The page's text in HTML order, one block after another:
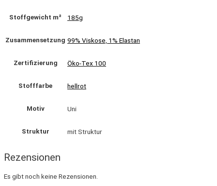
Stoffgewicht m² 185g
Zusammensetzung 99% Viskose, 1% Elastan
Zertifizierung Öko-Tex 100
Stofffarbe hellrot
Motiv Uni
Struktur mit Struktur
Rezensionen
Es gibt noch keine Rezensionen.